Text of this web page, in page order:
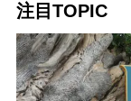
注目TOPIC